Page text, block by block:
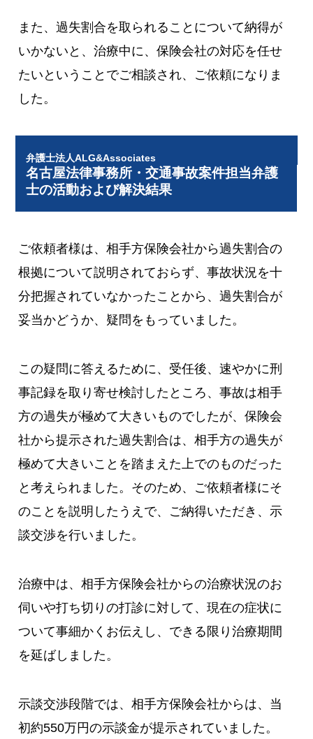
また、過失割合を取られることについて納得が
いかないと、治療中に、保険会社の対応を任せ
たいということでご相談され、ご依頼になりま
した。
弁護士法人ALG&Associates
名古屋法律事務所・交通事故案件担当弁護
士の活動および解決結果
ご依頼者様は、相手方保険会社から過失割合の
根拠について説明されておらず、事故状況を十
分把握されていなかったことから、過失割合が
妥当かどうか、疑問をもっていました。
この疑問に答えるために、受任後、速やかに刑
事記録を取り寄せ検討したところ、事故は相手
方の過失が極めて大きいものでしたが、保険会
社から提示された過失割合は、相手方の過失が
極めて大きいことを踏まえた上でのものだった
と考えられました。そのため、ご依頼者様にそ
のことを説明したうえで、ご納得いただき、示
談交渉を行いました。
治療中は、相手方保険会社からの治療状況のお
伺いや打ち切りの打診に対して、現在の症状に
ついて事細かくお伝えし、できる限り治療期間
を延ばしました。
示談交渉段階では、相手方保険会社からは、当
初約550万円の示談金が提示されていました。